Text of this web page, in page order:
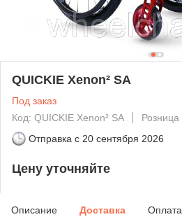
QUICKIE Xenon² SA
Под заказ
Код: QUICKIE Xenon² SA
Розница
Отправка с 20 сентября 2026
Цену уточняйте
Описание Доставка Оплата